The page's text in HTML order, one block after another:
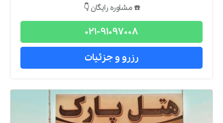
☎️ مشاوره رایگان 👇
021-91097008
رزرو و جزئیات